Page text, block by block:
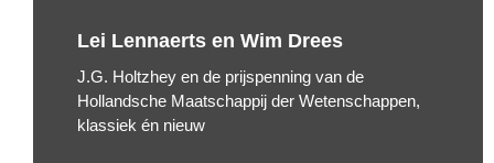
Lei Lennaerts en Wim Drees
J.G. Holtzhey en de prijspenning van de
Hollandsche Maatschappij der Wetenschappen,
klassiek én nieuw